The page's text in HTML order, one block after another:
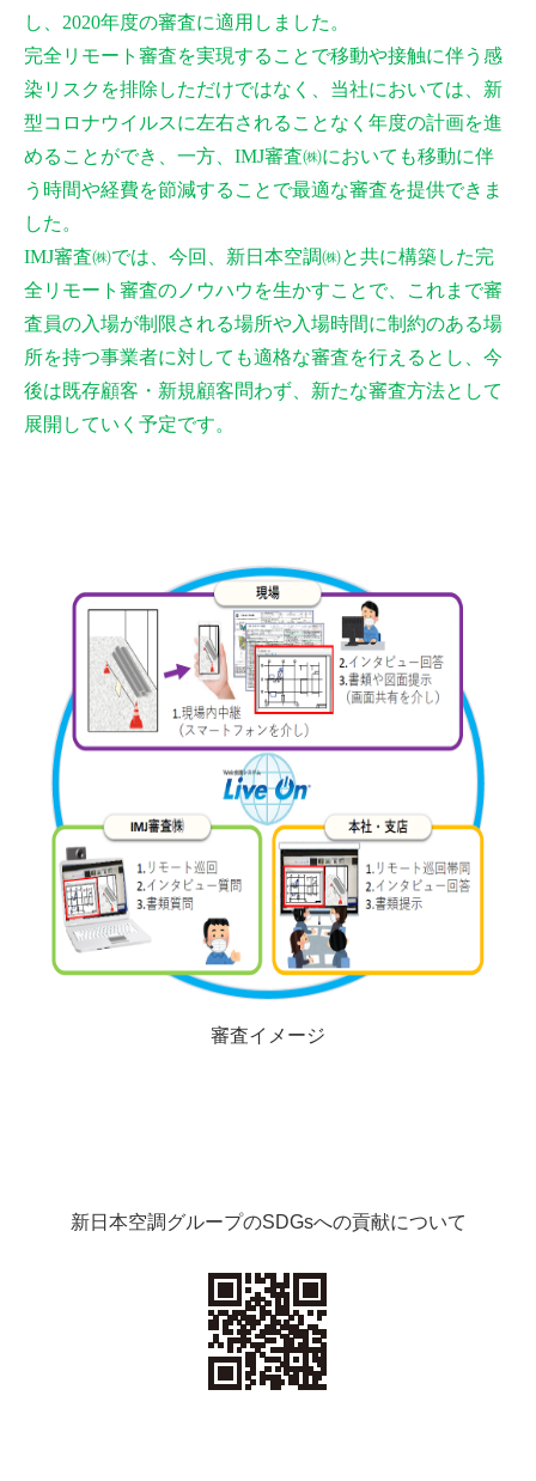
し、2020年度の審査に適用しました。
完全リモート審査を実現することで移動や接触に伴う感
染リスクを排除しただけではなく、当社においては、新
型コロナウイルスに左右されることなく年度の計画を進
めることができ、一方、IMJ審査㈱においても移動に伴
う時間や経費を節減することで最適な審査を提供できま
した。
IMJ審査㈱では、今回、新日本空調㈱と共に構築した完
全リモート審査のノウハウを生かすことで、これまで審
査員の入場が制限される場所や入場時間に制約のある場
所を持つ事業者に対しても適格な審査を行えるとし、今
後は既存顧客・新規顧客問わず、新たな審査方法として
展開していく予定です。
審査イメージ
新日本空調グループのSDGsへの貢献について